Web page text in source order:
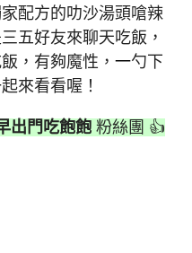
配方的叻沙湯頭嗆辣
五好友來聊天吃飯，
，有夠魔性， 一勺下
來看看喔！
出門吃飽飽 粉絲團 👍